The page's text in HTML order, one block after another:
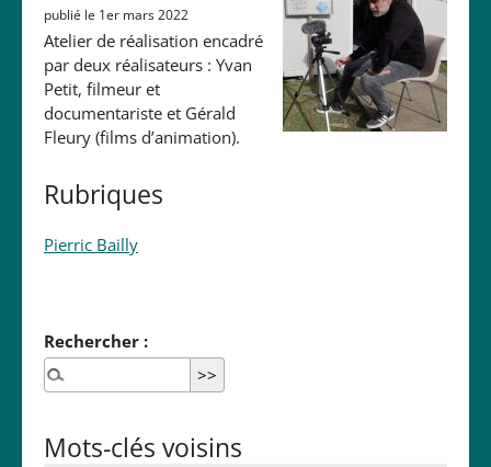
publié le 1er mars 2022
Atelier de réalisation encadré
par deux réalisateurs : Yvan
Petit, filmeur et
documentariste et Gérald
Fleury (films d’animation).
Rubriques
Pierric Bailly
Rechercher :
Mots-clés voisins